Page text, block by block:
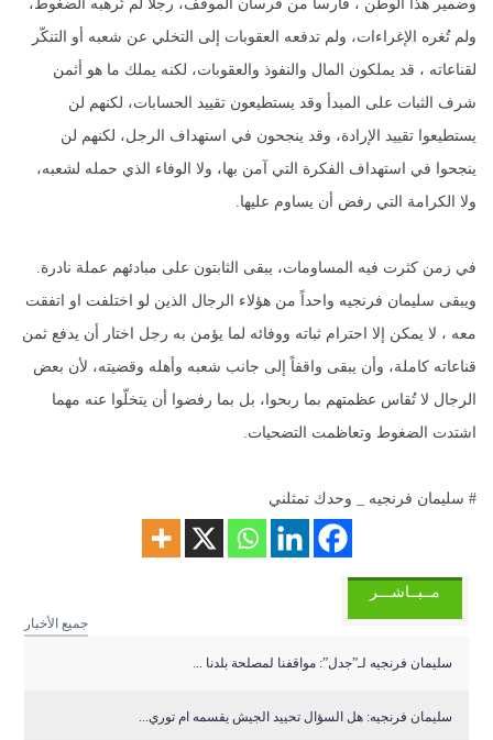
وضمير هذا الوطن ، فارساً من فرسان الموقف، رجلاً لم تُرهبه الضغوط،
ولم تُغره الإغراءات، ولم تدفعه العقوبات إلى التخلي عن شعبه أو التنكّر
لقناعاته ، قد يملكون المال والنفوذ والعقوبات، لكنه يملك ما هو أثمن
شرف الثبات على المبدأ وقد يستطيعون تقييد الحسابات، لكنهم لن
يستطيعوا تقييد الإرادة، وقد ينجحون في استهداف الرجل، لكنهم لن
ينجحوا في استهداف الفكرة التي آمن بها، ولا الوفاء الذي حمله لشعبه،
ولا الكرامة التي رفض أن يساوم عليها.
في زمن كثرت فيه المساومات، يبقى الثابتون على مبادئهم عملة نادرة.
ويبقى سليمان فرنجيه واحداً من هؤلاء الرجال الذين لو اختلفت او اتفقت
معه ، لا يمكن إلا احترام ثباته ووفائه لما يؤمن به رجل اختار أن يدفع ثمن
قناعاته كاملة، وأن يبقى واقفاً إلى جانب شعبه وأهله وقضيته، لأن بعض
الرجال لا تُقاس عظمتهم بما ربحوا، بل بما رفضوا أن يتخلّوا عنه مهما
اشتدت الضغوط وتعاظمت التضحيات.
# سليمان فرنجيه _ وحدك تمثلني
مــبــاشـــر
جميع الأخبار
سليمان فرنجيه لـ”جدل”: مواقفنا لمصلحة بلدنا ...
سليمان فرنجيه: هل السؤال تحييد الجيش يقسمه ام توري...